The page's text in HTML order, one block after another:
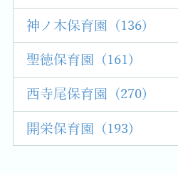
神ノ木保育園 (136)
聖徳保育園 (161)
西寺尾保育園 (270)
開栄保育園 (193)